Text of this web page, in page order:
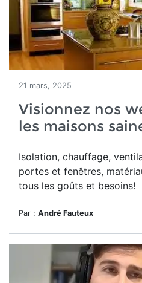
21 mars, 2025
Visionnez nos
les maisons
Isolation, chauffage,
portes et fenêtres,
tous les goûts et besoins!
Par : André Fauteux